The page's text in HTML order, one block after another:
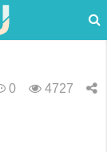
0 4727